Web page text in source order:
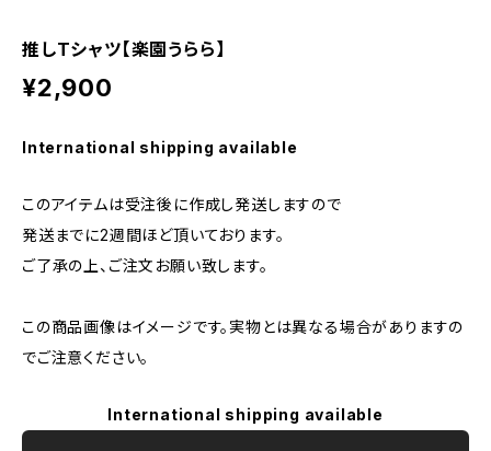
推しTシャツ【楽園うらら】
¥2,900
International shipping available
このアイテムは受注後に作成し発送しますので
発送までに2週間ほど頂いております。
ご了承の上、ご注文お願い致します。
この商品画像はイメージです。実物とは異なる場合がありますの
でご注意ください。
International shipping available